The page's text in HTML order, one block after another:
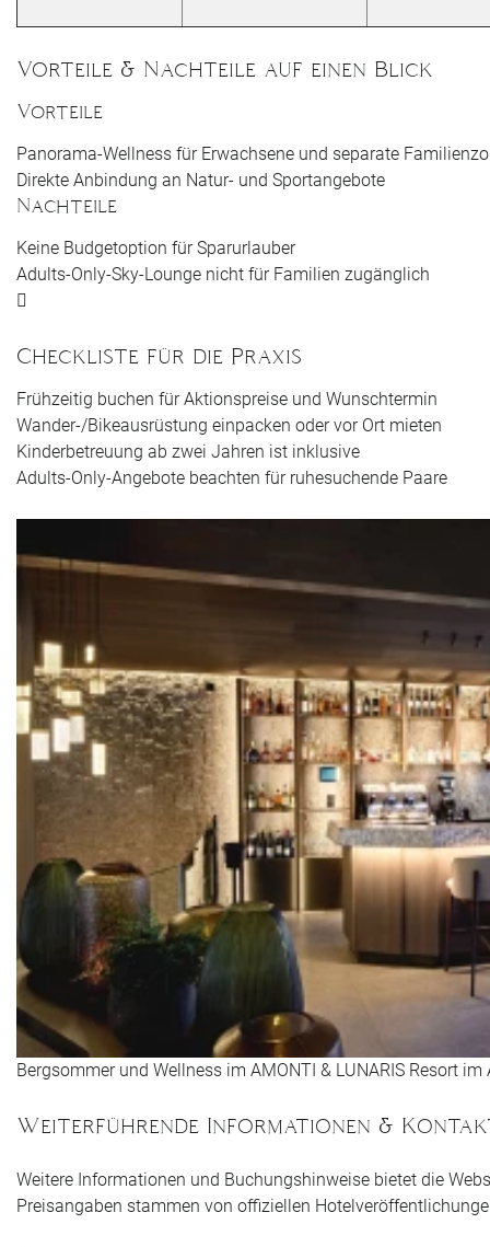
Vorteile & Nachteile auf einen Blick
Vorteile
Panorama-Wellness für Erwachsene und separate
Direkte Anbindung an Natur- und Sportangebote
Nachteile
Keine Budgetoption für Sparurlauber
Adults-Only-Sky-Lounge nicht für Familien zugänglich
Checkliste für die Praxis
Frühzeitig buchen für Aktionspreise und Wunschtermin
Wander-/Bikeausrüstung einpacken oder vor Ort mieten
Kinderbetreuung ab zwei Jahren ist inklusive
Adults-Only-Angebote beachten für ruhesuchende Paare
Bergsommer und Wellness im AMONTI & LUNARIS Resort im
Weiterführende Informationen &
Weitere Informationen und Buchungshinweise bietet die
Preisangaben stammen von offiziellen